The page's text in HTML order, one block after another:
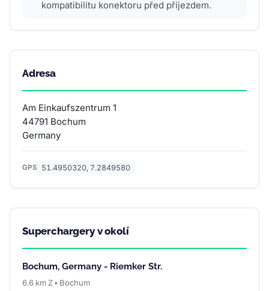
kompatibilitu konektoru před příjezdem.
Adresa
Am Einkaufszentrum 1
44791 Bochum
Germany
GPS 51.4950320, 7.2849580
Superchargery v okolí
Bochum, Germany - Riemker Str.
6.6 km Z • Bochum